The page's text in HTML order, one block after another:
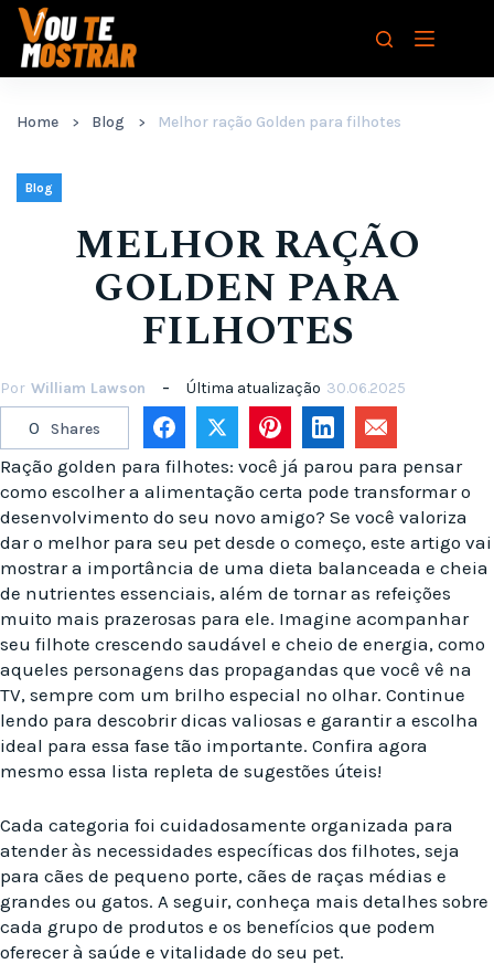
Pular
para
Home Blog Melhor ração Golden para filhotes
Blog
MELHOR RAÇÃO
GOLDEN PARA
FILHOTES
Por William Lawson Última atualização 30.06.2025
0 Shares
Ração golden para filhotes: você já parou para pensar
como escolher a alimentação certa pode transformar o
desenvolvimento do seu novo amigo? Se você valoriza
dar o melhor para seu pet desde o começo, este artigo vai
mostrar a importância de uma dieta balanceada e cheia
de nutrientes essenciais, além de tornar as refeições
muito mais prazerosas para ele. Imagine acompanhar
seu filhote crescendo saudável e cheio de energia, como
aqueles personagens das propagandas que você vê na
TV, sempre com um brilho especial no olhar. Continue
lendo para descobrir dicas valiosas e garantir a escolha
ideal para essa fase tão importante. Confira agora
mesmo essa lista repleta de sugestões úteis!
Cada categoria foi cuidadosamente organizada para
atender às necessidades específicas dos filhotes, seja
para cães de pequeno porte, cães de raças médias e
grandes ou gatos. A seguir, conheça mais detalhes sobre
cada grupo de produtos e os benefícios que podem
oferecer à saúde e vitalidade do seu pet.